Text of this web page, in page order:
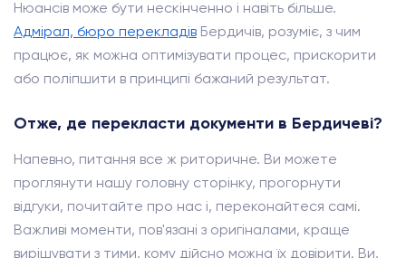
Нюансів може бути нескінченно і навіть більше.
Адмірал, бюро перекладів Бердичів, розуміє, з чим
працює, як можна оптимізувати процес, прискорити
або поліпшити в принципі бажаний результат.
Отже, де перекласти документи в Бердичеві?
Напевно, питання все ж риторичне. Ви можете
проглянути нашу головну сторінку, прогорнути
відгуки, почитайте про нас і, переконайтеся самі.
Важливі моменти, пов'язані з оригіналами, краще
вирішувати з тими, кому дійсно можна їх довірити. Ви,